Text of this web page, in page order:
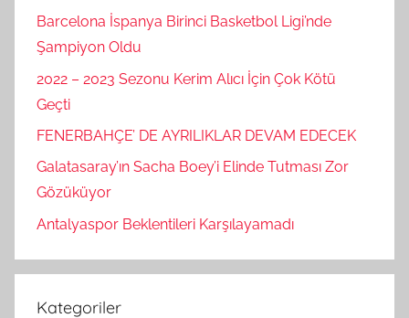
Barcelona İspanya Birinci Basketbol Ligi’nde
Şampiyon Oldu
2022 – 2023 Sezonu Kerim Alıcı İçin Çok Kötü
Geçti
FENERBAHÇE’ DE AYRILIKLAR DEVAM EDECEK
Galatasaray’ın Sacha Boey’i Elinde Tutması Zor
Gözüküyor
Antalyaspor Beklentileri Karşılayamadı
Kategoriler